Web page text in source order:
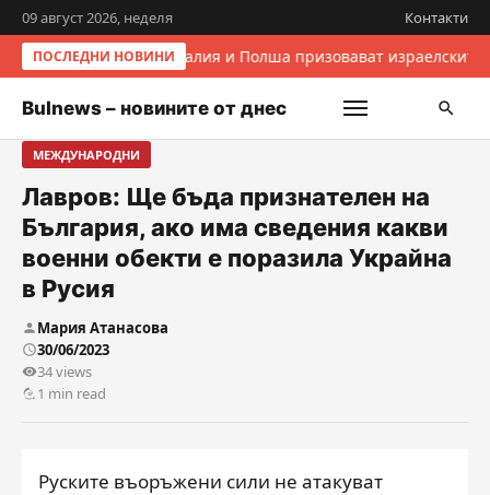
09 август 2026, неделя Контакти
ПОСЛЕДНИ НОВИНИИталия и Полша призовават
Bulnews – новините от днес
МЕЖДУНАРОДНИ
Лавров: Ще бъда признателен на
България, ако има сведения какви
военни обекти е поразила Украйна
в Русия
Мария Атанасова
30/06/2023
34 views
1 min read
Руските въоръжени сили не атакуват